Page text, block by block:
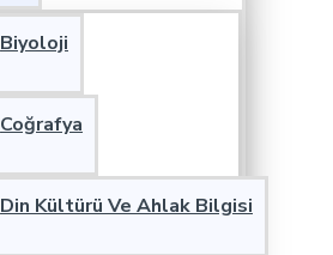
Biyoloji
Coğrafya
Din Kültürü Ve Ahlak Bilgisi